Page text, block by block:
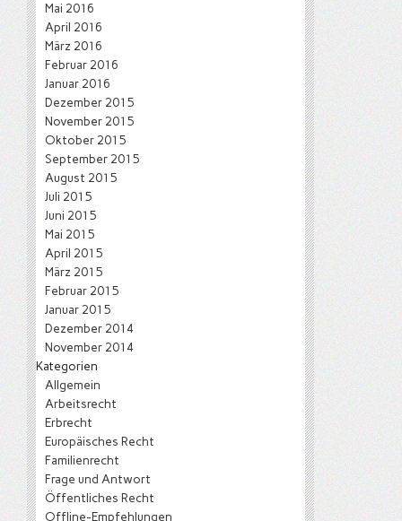
Mai 2016
April 2016
März 2016
Februar 2016
Januar 2016
Dezember 2015
November 2015
Oktober 2015
September 2015
August 2015
Juli 2015
Juni 2015
Mai 2015
April 2015
März 2015
Februar 2015
Januar 2015
Dezember 2014
November 2014
Kategorien
Allgemein
Arbeitsrecht
Erbrecht
Europäisches Recht
Familienrecht
Frage und Antwort
Öffentliches Recht
Offline-Empfehlungen